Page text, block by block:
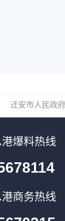
迁安市人民政府
爆料热线
商务热线